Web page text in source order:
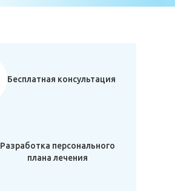
Бесплатная консультация
Разработка персонального
плана лечения